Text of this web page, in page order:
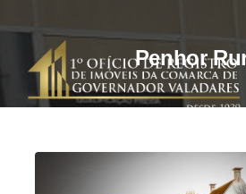
Penhor